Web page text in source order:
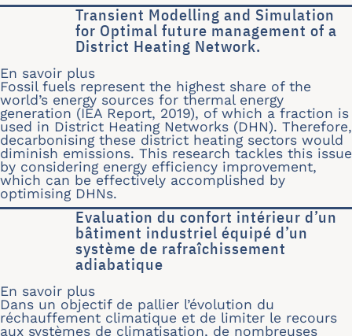
Transient Modelling and Simulation
for Optimal future management of a
District Heating Network.
En savoir plus
Fossil fuels represent the highest share of the
world’s energy sources for thermal energy
generation (IEA Report, 2019), of which a fraction is
used in District Heating Networks (DHN). Therefore,
decarbonising these district heating sectors would
diminish emissions. This research tackles this issue
by considering energy efficiency improvement,
which can be effectively accomplished by
optimising DHNs.
Evaluation du confort intérieur d’un
bâtiment industriel équipé d’un
système de rafraîchissement
adiabatique
En savoir plus
Dans un objectif de pallier l’évolution du
réchauffement climatique et de limiter le recours
aux systèmes de climatisation, de nombreuses